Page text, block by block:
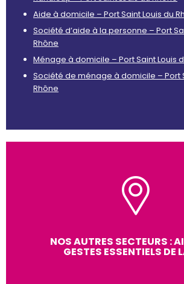
Aide à domicile – Port Saint Louis du
Société d’aide à la personne – Port
Rhône
Ménage à domicile – Port Saint Louis
Société de ménage à domicile – Port
Rhône
NOS AUTRES SECTEURS :
GESTES ESSENTIELS DE